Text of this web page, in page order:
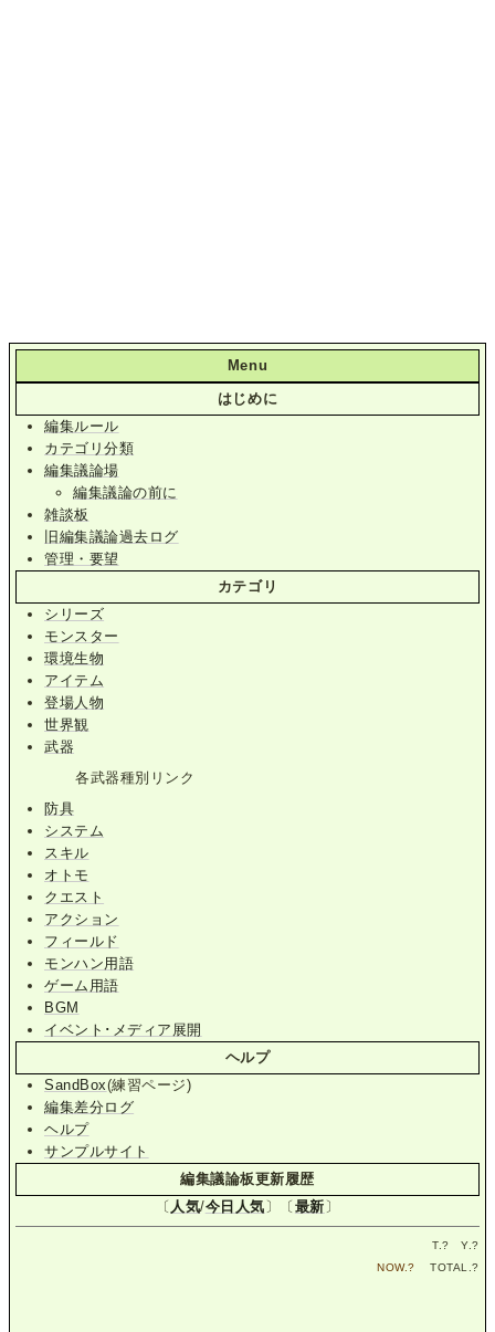
Menu
はじめに
編集ルール
カテゴリ分類
編集議論場
編集議論の前に
雑談板
旧編集議論過去ログ
管理・要望
カテゴリ
シリーズ
モンスター
環境生物
アイテム
登場人物
世界観
武器
各武器種別リンク
防具
システム
スキル
オトモ
クエスト
アクション
フィールド
モンハン用語
ゲーム用語
BGM
イベント･メディア展開
ヘルプ
SandBox(練習ページ)
編集差分ログ
ヘルプ
サンプルサイト
編集議論板更新履歴
〔 人気/今日人気 〕〔 最新 〕
T.? Y.?
NOW.? TOTAL.?